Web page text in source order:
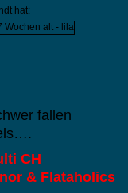
hat:
fallen
CH
& Flataholics